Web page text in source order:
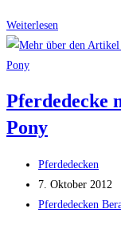
Weiterlesen
Isländer
Pferdedecke
Pony
Beitrags-
Autor:
Pferdedecken
Beitrag
veröffentlicht:
7. Oktober 2012
Beitrags-
Pferdedecken